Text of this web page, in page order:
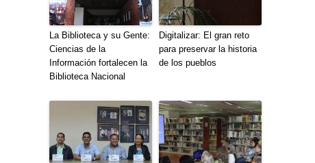
La Biblioteca y su Gente:
Ciencias de la
Información fortalecen la
Biblioteca Nacional
Digitalizar: El gran reto
para preservar la historia
de los pueblos